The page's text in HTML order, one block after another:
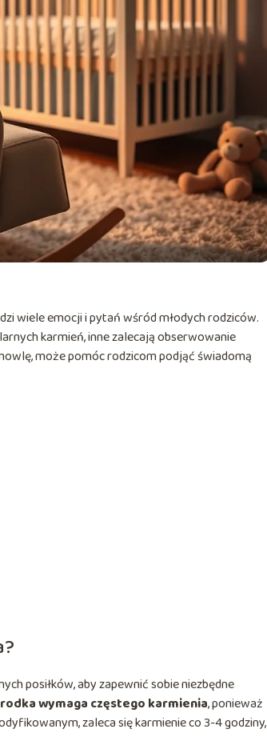
wiele emocji i pytań wśród młodych rodziców.
karmień, inne zalecają obserwowanie
może pomóc rodzicom podjąć świadomą
posiłków, aby zapewnić sobie niezbędne
wymaga częstego karmienia, ponieważ
zaleca się karmienie co 3-4 godziny,